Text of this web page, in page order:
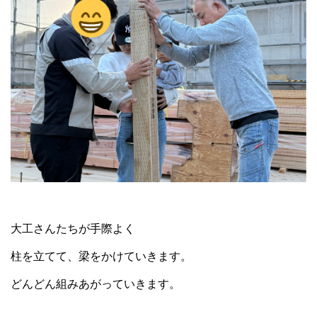
大工さんたちが手際よく
柱を立てて、梁をかけていきます。
どんどん組みあがっていきます。